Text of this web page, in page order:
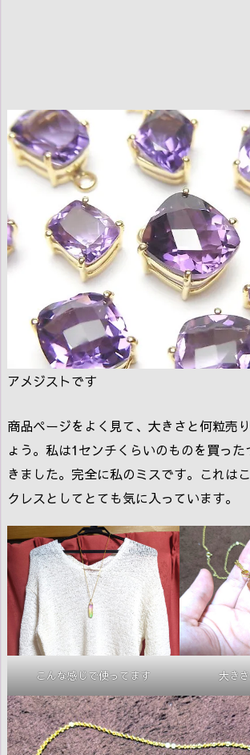
アメジストです
商品ページをよく見て、大きさと何粒売
ょう。私は1センチくらいのものを買っ
きました。完全に私のミスです。これは
クレスとしてとても気に入っています。
こんな感じで使ってます 大き